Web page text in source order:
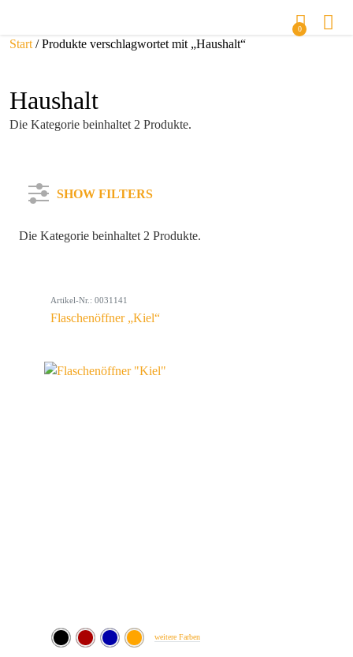
0
Start / Produkte verschlagwortet mit „Haushalt“
Haushalt
Die Kategorie beinhaltet 2 Produkte.
SHOW FILTERS
Farbe
Die Kategorie beinhaltet 2 Produkte.
Artikel-Nr.: 0031141
Flaschenöffner „Kiel“
weitere Farben